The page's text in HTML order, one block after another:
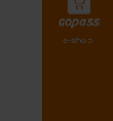
e-shop
na vašu